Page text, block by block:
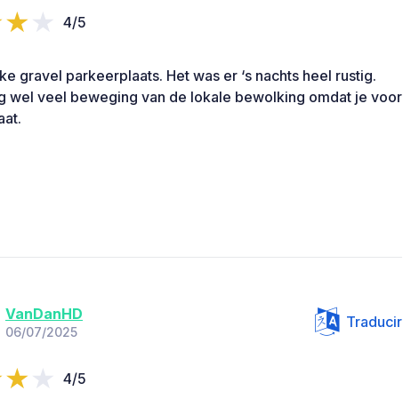
4/5
gravel parkeerplaats. Het was er ‘s nachts heel rustig.
wel veel beweging van de lokale bewolking omdat je voor
VanDanHD
06/07/2025
Traducir
4/5